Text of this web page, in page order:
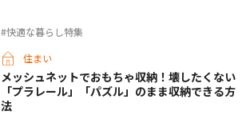
#快適な暮らし特集
住まい
メッシュネットでおもちゃ収納！壊したくない
「プラレール」「パズル」のまま収納できる方
法